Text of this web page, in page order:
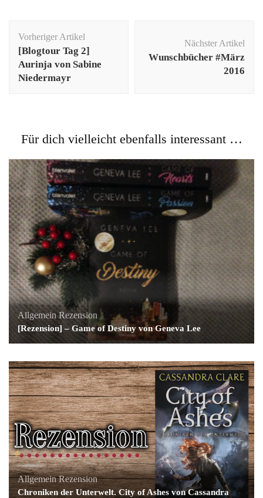
Vorheriger Artikel
[Blogtour Tag 2]
Aurinja von Sabine
Niedermayr
Nächster Artikel
Wunschbücher #März
2016
Für dich vielleicht ebenfalls interessant …
Allgemein Rezension
[Rezension] – Game of Destiny von Geneva Lee
Allgemein Rezension
Chroniken der Unterwelt. City of Ashes von Cassandra